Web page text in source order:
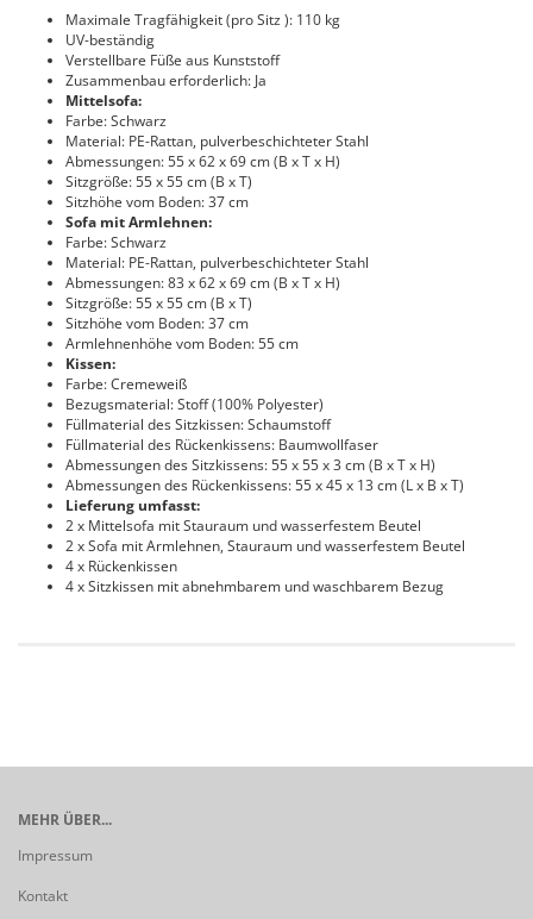
Maximale Tragfähigkeit (pro Sitz ): 110 kg
UV-beständig
Verstellbare Füße aus Kunststoff
Zusammenbau erforderlich: Ja
Mittelsofa:
Farbe: Schwarz
Material: PE-Rattan, pulverbeschichteter Stahl
Abmessungen: 55 x 62 x 69 cm (B x T x H)
Sitzgröße: 55 x 55 cm (B x T)
Sitzhöhe vom Boden: 37 cm
Sofa mit Armlehnen:
Farbe: Schwarz
Material: PE-Rattan, pulverbeschichteter Stahl
Abmessungen: 83 x 62 x 69 cm (B x T x H)
Sitzgröße: 55 x 55 cm (B x T)
Sitzhöhe vom Boden: 37 cm
Armlehnenhöhe vom Boden: 55 cm
Kissen:
Farbe: Cremeweiß
Bezugsmaterial: Stoff (100% Polyester)
Füllmaterial des Sitzkissen: Schaumstoff
Füllmaterial des Rückenkissens: Baumwollfaser
Abmessungen des Sitzkissens: 55 x 55 x 3 cm (B x T x H)
Abmessungen des Rückenkissens: 55 x 45 x 13 cm (L x B x T)
Lieferung umfasst:
2 x Mittelsofa mit Stauraum und wasserfestem Beutel
2 x Sofa mit Armlehnen, Stauraum und wasserfestem Beutel
4 x Rückenkissen
4 x Sitzkissen mit abnehmbarem und waschbarem Bezug
MEHR ÜBER...
Impressum
Kontakt